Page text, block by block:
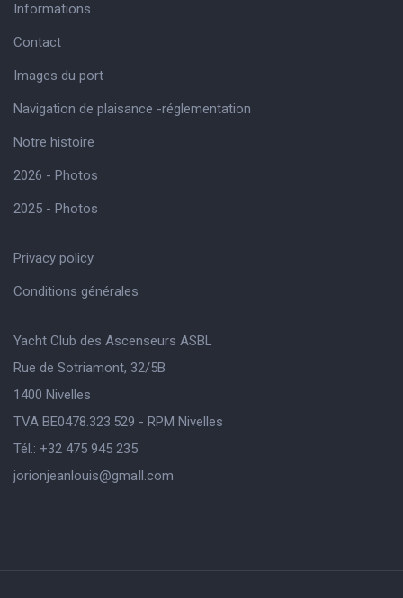
Informations
Contact
Images du port
Navigation de plaisance -réglementation
Notre histoire
2026 - Photos
2025 - Photos
Privacy policy
Conditions générales
Yacht Club des Ascenseurs ASBL
Rue de Sotriamont, 32/5B
1400 Nivelles
TVA BE0478.323.529 - RPM Nivelles
Tél.: +32 475 945 235
jorionjeanlouis@gmaIl.com